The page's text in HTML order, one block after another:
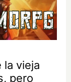
la vieja
pero